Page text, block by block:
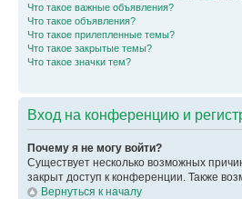
Что такое важные объявления?
Что такое объявления?
Что такое прилепленные темы?
Что такое закрытые темы?
Что такое значки тем?
Вход на конференцию и
Почему я не могу войти?
Существует несколько возможных
закрыт доступ к конференции. Также
Вернуться к началу